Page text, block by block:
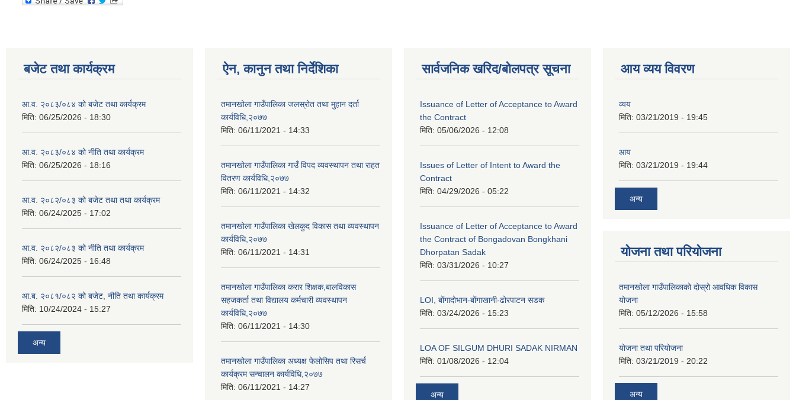
बजेट तथा कार्यक्रम
आ.व. २०८३/०८४ को बजेट तथा कार्यक्रम
मिति: 06/25/2026 - 18:30
आ.व. २०८३/०८४ को नीति तथा कार्यक्रम
मिति: 06/25/2026 - 18:16
आ.व. २०८२/०८३ को बजेट तथा तथा कार्यक्रम
मिति: 06/24/2025 - 17:02
आ.व. २०८२/०८३ को नीति तथा कार्यक्रम
मिति: 06/24/2025 - 16:48
आ.ब. २०८१/०८२ को बजेट, नीति तथा कार्यक्रम
मिति: 10/24/2024 - 15:27
अन्य
ऐन, कानुन तथा निर्देशिका
तमानखोला गाउँपालिका जलस्रोत तथा मुहान दर्ता
कार्यविधि,२०७७
मिति: 06/11/2021 - 14:33
तमानखोला गाउँपालिका गाउँ विपद व्यवस्थापन तथा राहत
वितरण कार्यविधि,२०७७
मिति: 06/11/2021 - 14:32
तमानखोला गाउँपालिका खेलकुद विकास तथा व्यवस्थापन
कार्यविधि,२०७७
मिति: 06/11/2021 - 14:31
तमानखोला गाउँपालिका करार शिक्षक,बालविकास
सहजकर्ता तथा विद्यालय कर्मचारी व्यवस्थापन
कार्यविधि,२०७७
मिति: 06/11/2021 - 14:30
तमानखोला गाउँपालिका अध्यक्ष फेलोसिप तथा रिसर्च
कार्यक्रम सन्चालन कार्यविधि,२०७७
मिति: 06/11/2021 - 14:27
सार्वजनिक खरिद/बोलपत्र सूचना
Issuance of Letter of Acceptance to Award
the Contract
मिति: 05/06/2026 - 12:08
Issues of Letter of Intent to Award the
Contract
मिति: 04/29/2026 - 05:22
Issuance of Letter of Acceptance to Award
the Contract of Bongadovan Bongkhani
Dhorpatan Sadak
मिति: 03/31/2026 - 10:27
LOI, बोंगादोभान-बोंगाखानी-ढोरपाटन सडक
मिति: 03/24/2026 - 15:23
LOA OF SILGUM DHURI SADAK NIRMAN
मिति: 01/08/2026 - 12:04
अन्य
आय व्यय विवरण
व्यय
मिति: 03/21/2019 - 19:45
आय
मिति: 03/21/2019 - 19:44
अन्य
योजना तथा परियोजना
तमानखोला गाउँपालिकाको दोस्रो आवधिक विकास
योजना
मिति: 05/12/2026 - 15:58
योजना तथा परियोजना
मिति: 03/21/2019 - 20:22
अन्य